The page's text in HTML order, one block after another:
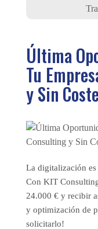
Última
Tu
y Sin
La digitalización es
Con KIT
24.000 € y recibir
y optimización de
solicitarlo!